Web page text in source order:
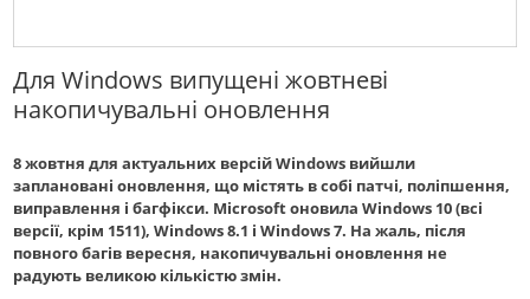
Для Windows випущені жовтневі
накопичувальні оновлення
8 жовтня для актуальних версій Windows вийшли
заплановані оновлення, що містять в собі патчі, поліпшення,
виправлення і багфікси. Microsoft оновила Windows 10 (всі
версії, крім 1511), Windows 8.1 і Windows 7. На жаль, після
повного багів вересня, накопичувальні оновлення не
радують великою кількістю змін.